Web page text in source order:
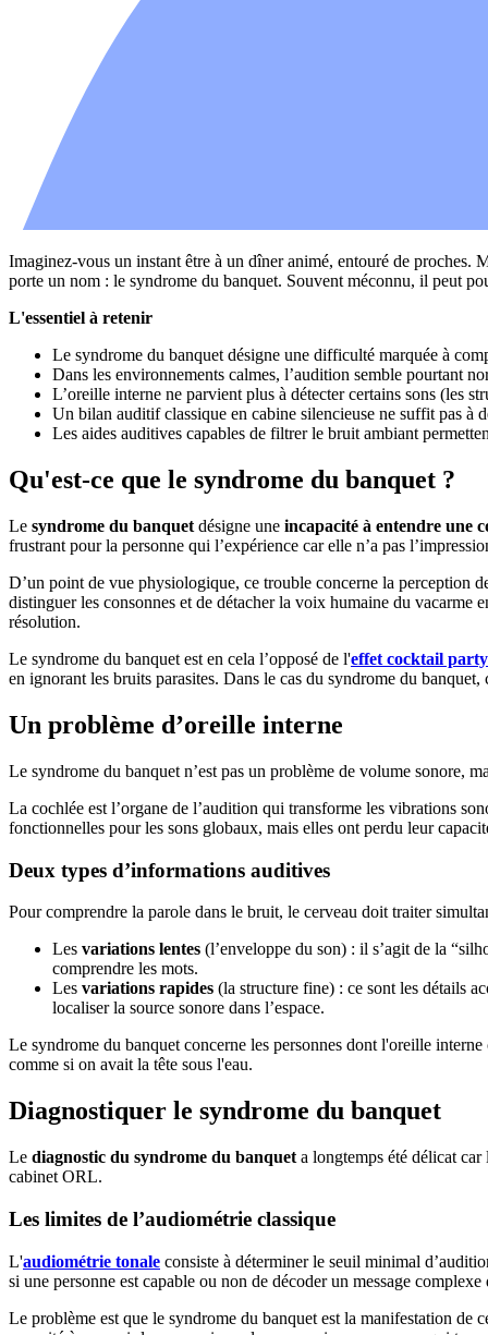
Imaginez-vous un instant être à un dîner animé, entouré de proches.
porte un nom : le syndrome du banquet. Souvent méconnu, il peut
L'essentiel à retenir
Le syndrome du banquet désigne une difficulté marquée à
Dans les environnements calmes, l’audition semble pourtant
L’oreille interne ne parvient plus à détecter certains sons (les
Un bilan auditif classique en cabine silencieuse ne suffit pas à
Les aides auditives capables de filtrer le bruit ambiant
Qu'est-ce que le syndrome du banquet ?
Le syndrome du banquet désigne une incapacité à entendre une
frustrant pour la personne qui l’expérience car elle n’a pas
D’un point de vue physiologique, ce trouble concerne la perception
distinguer les consonnes et de détacher la voix humaine du vacarme
résolution.
Le syndrome du banquet est en cela l’opposé de l'effet cocktail party
en ignorant les bruits parasites. Dans le cas du syndrome du
Un problème d’oreille interne
Le syndrome du banquet n’est pas un problème de volume sonore,
La cochlée est l’organe de l’audition qui transforme les vibrations
fonctionnelles pour les sons globaux, mais elles ont perdu leur
Deux types d’informations auditives
Pour comprendre la parole dans le bruit, le cerveau doit traiter
Les variations lentes (l’enveloppe du son) : il s’agit de la
comprendre les mots.
Les variations rapides (la structure fine) : ce sont les détails
localiser la source sonore dans l’espace.
Le syndrome du banquet concerne les personnes dont l'oreille
comme si on avait la tête sous l'eau.
Diagnostiquer le syndrome du banquet
Le diagnostic du syndrome du banquet a longtemps été délicat
cabinet ORL.
Les limites de l’audiométrie classique
L'audiométrie tonale consiste à déterminer le seuil minimal
si une personne est capable ou non de décoder un message complexe
Le problème est que le syndrome du banquet est la manifestation de